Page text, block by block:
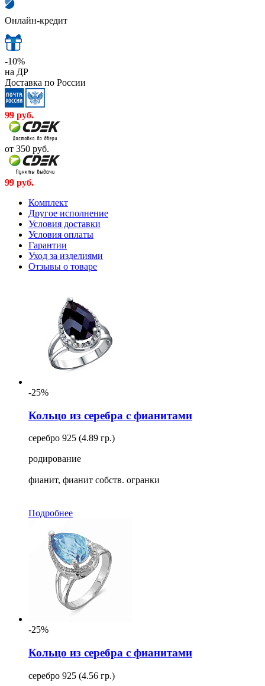
Онлайн-кредит
-10%
на ДР
Доставка по России
99 руб.
от 350 руб.
99 руб.
Комплект
Другое исполнение
Условия доставки
Условия оплаты
Гарантии
Уход за изделиями
Отзывы о товаре
-25%
Кольцо из серебра с фианитами
серебро 925 (4.89 гр.)
родирование
фианит, фианит собств. огранки
Подробнее
-25%
Кольцо из серебра с фианитами
серебро 925 (4.56 гр.)